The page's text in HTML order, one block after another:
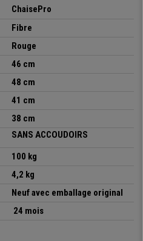
et polyvalent
pour les salles d’attente, de
couleurs
vos besoins ou espace de travail.
modèle empilable
modèle idéal à un Prix imbattable, que
4 pieds laqués noir
ChaisePro
Fibre
Rouge
46 cm
48 cm
41 cm
38 cm
SANS ACCOUDOIRS
100 kg
4,2 kg
Neuf avec emballage original
24 mois